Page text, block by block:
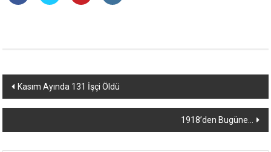
Yazı
dolaşımı
Kasım Ayında 131 İşçi Öldü
1918’den Bugüne…